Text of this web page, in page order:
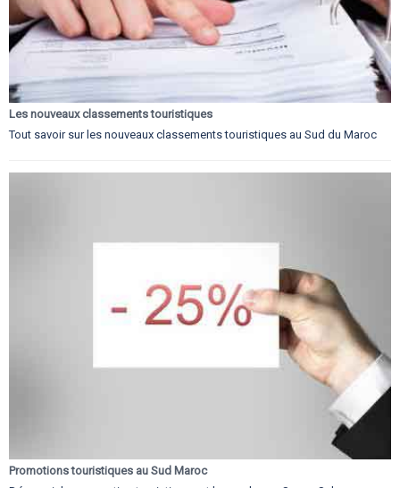
Les nouveaux classements touristiques
Tout savoir sur les nouveaux classements touristiques au Sud du Maroc
Promotions touristiques au Sud Maroc